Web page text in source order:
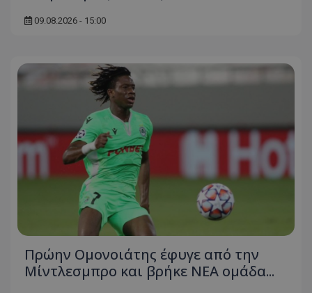
09.08.2026 - 15:00
Πρώην Ομονοιάτης έφυγε από την
Μίντλεσμπρο και βρήκε ΝΕΑ ομάδα...